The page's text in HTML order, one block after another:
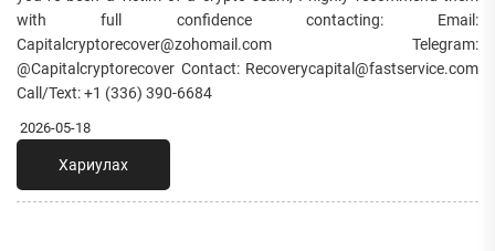
with full confidence contacting: Email:
Capitalcryptorecover@zohomail.com Telegram:
@Capitalcryptorecover Contact: Recoverycapital@fastservice.com
Call/Text: +1 (336) 390-6684
2026-05-18
Хариулах